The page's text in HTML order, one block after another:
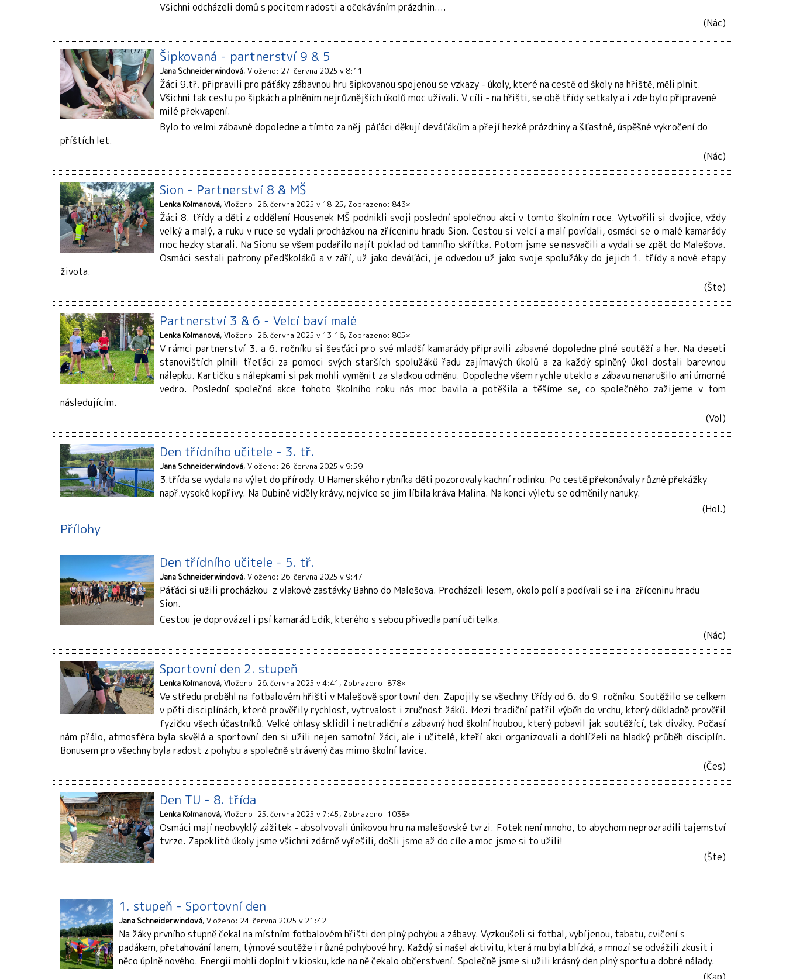
Všichni odcházeli domů s pocitem radosti a očekáváním prázdnin....
(Nác)
Šipkovaná - partnerství 9 & 5
Jana Schneiderwindová Vloženo: 27. června 2025 v 8:11
Žáci 9.tř. připravili pro páťáky zábavnou hru šipkovanou spojenou se vzkazy - úkoly, které na cestě od školy na hřiště, měli plnit.
Všichni tak cestu po šipkách a plněním nejrůznějších úkolů moc užívali. V cíli - na hřišti, se obě třídy setkaly a i zde bylo připravené
milé překvapení.
Bylo to velmi zábavné dopoledne a tímto za něj páťáci děkují deváťákům a přejí hezké prázdniny a šťastné, úspěšné vykročení do
příštích let.
(Nác)
Sion - Partnerství 8 & MŠ
Lenka Kolmanová Vloženo: 26. června 2025 v 18:25 Zobrazeno: 843×
Žáci 8. třídy a děti z oddělení Housenek MŠ podnikli svoji poslední společnou akci v tomto školním roce. Vytvořili si dvojice, vždy
velký a malý, a ruku v ruce se vydali procházkou na zříceninu hradu Sion. Cestou si velcí a malí povídali, osmáci se o malé kamarády
moc hezky starali. Na Sionu se všem podařilo najít poklad od tamního skřítka. Potom jsme se nasvačili a vydali se zpět do Malešova.
Osmáci sestali patrony předškoláků a v září, už jako deváťáci, je odvedou už jako svoje spolužáky do jejich 1. třídy a nové etapy
života.
(Šte)
Partnerství 3 & 6 - Velcí baví malé
Lenka Kolmanová Vloženo: 26. června 2025 v 13:16 Zobrazeno: 805×
V rámci partnerství 3. a 6. ročníku si šesťáci pro své mladší kamarády připravili zábavné dopoledne plné soutěží a her. Na deseti
stanovištích plnili třeťáci za pomoci svých starších spolužáků řadu zajímavých úkolů a za každý splněný úkol dostali barevnou
nálepku. Kartičku s nálepkami si pak mohli vyměnit za sladkou odměnu. Dopoledne všem rychle uteklo a zábavu nenarušilo ani úmorné
vedro. Poslední společná akce tohoto školního roku nás moc bavila a potěšila a těšíme se, co společného zažijeme v tom
následujícím.
(Vol)
Den třídního učitele - 3. tř.
Jana Schneiderwindová Vloženo: 26. června 2025 v 9:59
3.třída se vydala na výlet do přírody. U Hamerského rybníka děti pozorovaly kachní rodinku. Po cestě překonávaly různé překážky
např.vysoké kopřivy. Na Dubině viděly krávy, nejvíce se jim líbila kráva Malina. Na konci výletu se odměnily nanuky.
(Hol.)
Přílohy
Den třídního učitele - 5. tř.
Jana Schneiderwindová Vloženo: 26. června 2025 v 9:47
Páťáci si užili procházkou z vlakové zastávky Bahno do Malešova. Procházeli lesem, okolo polí a podívali se i na zříceninu hradu
Sion.
Cestou je doprovázel i psí kamarád Edík, kterého s sebou přivedla paní učitelka.
(Nác)
Sportovní den 2. stupeň
Lenka Kolmanová Vloženo: 26. června 2025 v 4:41 Zobrazeno: 878×
Ve středu proběhl na fotbalovém hřišti v Malešově sportovní den. Zapojily se všechny třídy od 6. do 9. ročníku. Soutěžilo se celkem
v pěti disciplínách, které prověřily rychlost, vytrvalost i zručnost žáků. Mezi tradiční patřil výběh do vrchu, který důkladně prověřil
fyzičku všech účastníků. Velké ohlasy sklidil i netradiční a zábavný hod školní houbou, který pobavil jak soutěžící, tak diváky. Počasí
nám přálo, atmosféra byla skvělá a sportovní den si užili nejen samotní žáci, ale i učitelé, kteří akci organizovali a dohlíželi na hladký průběh disciplín.
Bonusem pro všechny byla radost z pohybu a společně strávený čas mimo školní lavice.
(Čes)
Den TU - 8. třída
Lenka Kolmanová Vloženo: 25. června 2025 v 7:45 Zobrazeno: 1038×
Osmáci mají neobvyklý zážitek - absolvovali únikovou hru na malešovské tvrzi. Fotek není mnoho, to abychom neprozradili tajemství
tvrze. Zapeklité úkoly jsme všichni zdárně vyřešili, došli jsme až do cíle a moc jsme si to užili!
(Šte)
1. stupeň - Sportovní den
Jana Schneiderwindová Vloženo: 24. června 2025 v 21:42
Na žáky prvního stupně čekal na místním fotbalovém hřišti den plný pohybu a zábavy. Vyzkoušeli si fotbal, vybíjenou, tabatu, cvičení s
padákem, přetahování lanem, týmové soutěže i různé pohybové hry. Každý si našel aktivitu, která mu byla blízká, a mnozí se odvážili zkusit i
něco úplně nového. Energii mohli doplnit v kiosku, kde na ně čekalo občerstvení. Společně jsme si užili krásný den plný sportu a dobré nálady.